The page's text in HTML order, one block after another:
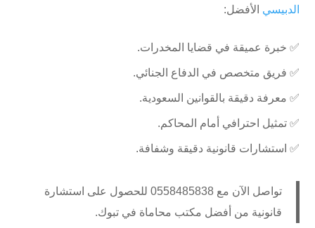
الدبيسي الأفضل:
✅ خبرة عميقة في قضايا المخدرات.
✅ فريق متخصص في الدفاع الجنائي.
✅ معرفة دقيقة بالقوانين السعودية.
✅ تمثيل احترافي أمام المحاكم.
✅ استشارات قانونية دقيقة وشفافة.
تواصل الآن مع ⁦0558485838⁩ للحصول على استشارة
قانونية من أفضل مكتب محاماة في تبوك.